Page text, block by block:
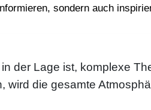
sondern auch
der Lage ist, komplexe
wird die gesamte